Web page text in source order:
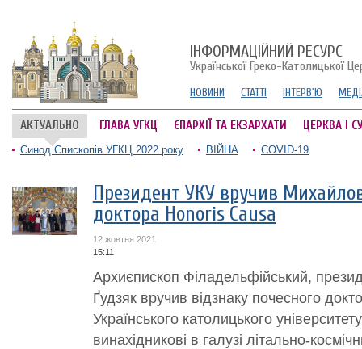
ІНФОРМАЦІЙНИЙ РЕСУРС
Української Греко-Католицької
НОВИНИ СТАТТІ ІНТЕРВ'Ю
АКТУАЛЬНО ГЛАВА УГКЦ ЄПАРХІЇ ТА ЕКЗАРХАТИ ЦЕРКВА І
Синод Єпископів УГКЦ 2022 року ВІЙНА COVID-19
Президент УКУ вручив
доктора Honoris Causa
12 жовтня 2021
15:11
Архиєпископ Філадельфійський,
Ґудзяк вручив відзнаку почесного
Українського католицького
винахідникові в галузі літально-